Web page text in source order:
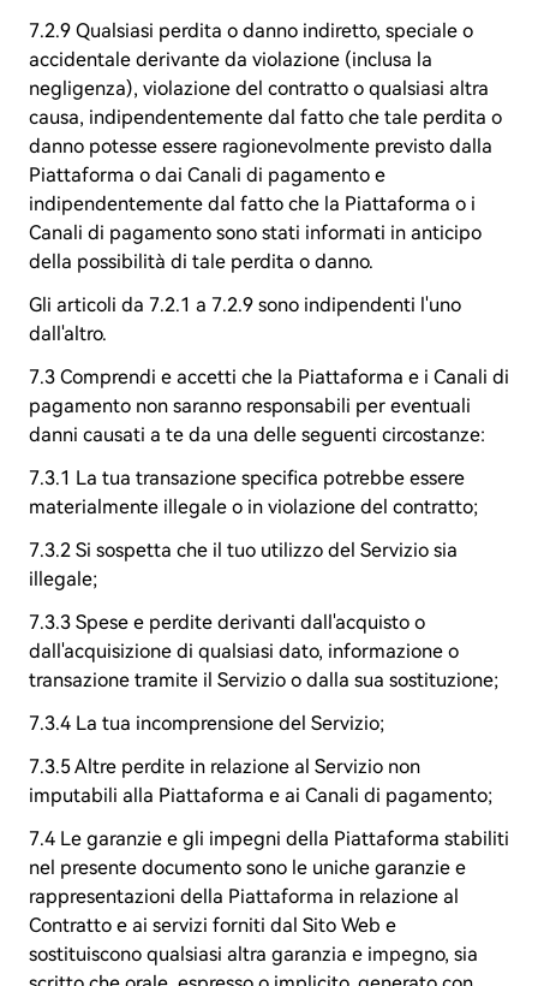
7.2.9 Qualsiasi perdita o danno indiretto, speciale o
accidentale derivante da violazione (inclusa la
negligenza), violazione del contratto o qualsiasi altra
causa, indipendentemente dal fatto che tale perdita o
danno potesse essere ragionevolmente previsto dalla
Piattaforma o dai Canali di pagamento e
indipendentemente dal fatto che la Piattaforma o i
Canali di pagamento sono stati informati in anticipo
della possibilità di tale perdita o danno.
Gli articoli da 7.2.1 a 7.2.9 sono indipendenti l'uno
dall'altro.
7.3 Comprendi e accetti che la Piattaforma e i Canali di
pagamento non saranno responsabili per eventuali
danni causati a te da una delle seguenti circostanze:
7.3.1 La tua transazione specifica potrebbe essere
materialmente illegale o in violazione del contratto;
7.3.2 Si sospetta che il tuo utilizzo del Servizio sia
illegale;
7.3.3 Spese e perdite derivanti dall'acquisto o
dall'acquisizione di qualsiasi dato, informazione o
transazione tramite il Servizio o dalla sua sostituzione;
7.3.4 La tua incomprensione del Servizio;
7.3.5 Altre perdite in relazione al Servizio non
imputabili alla Piattaforma e ai Canali di pagamento;
7.4 Le garanzie e gli impegni della Piattaforma stabiliti
nel presente documento sono le uniche garanzie e
rappresentazioni della Piattaforma in relazione al
Contratto e ai servizi forniti dal Sito Web e
sostituiscono qualsiasi altra garanzia e impegno, sia